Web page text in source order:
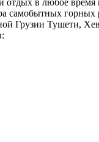
самобытных
Грузии Тушети,